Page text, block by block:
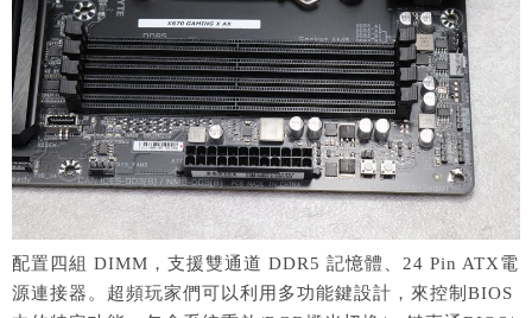
配置四組 DIMM，支援雙通道 DDR5 記憶體、24 Pin ATX電
源連接器。超頻玩家們可以利用 多功能鍵設計， 來控制BIOS